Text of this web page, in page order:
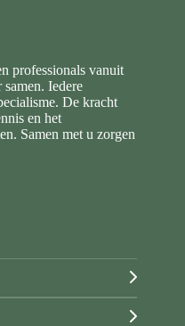
professionals vanuit
Iedere
De kracht
en het
Samen met u zorgen